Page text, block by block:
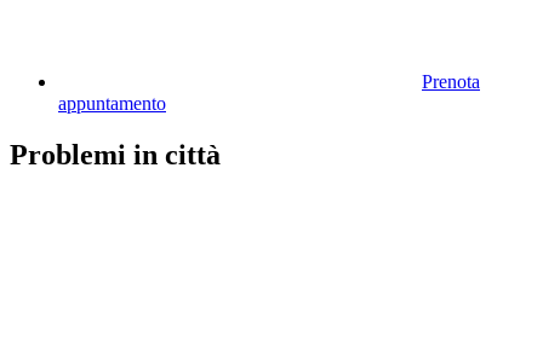
Prenota
appuntamento
Problemi in città